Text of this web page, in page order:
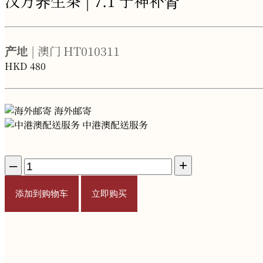
产地 | 澳门 HT010311
HKD 480
海外邮寄
中港澳配送服务
– +
添加到购物车 立即购买